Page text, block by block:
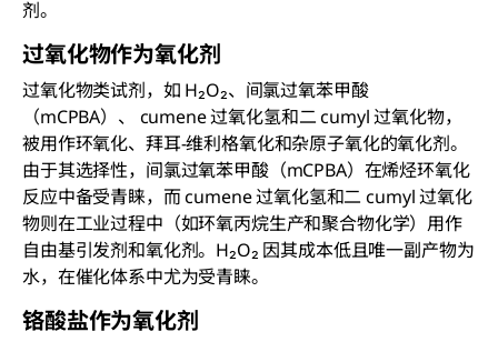
剂。
过氧化物作为氧化剂
过氧化物类试剂，如 H₂O₂、间氯过氧苯甲酸
（mCPBA）、 cumene 过氧化氢和二 cumyl 过氧化物，
被用作环氧化、拜耳-维利格氧化和杂原子氧化的氧化剂。
由于其选择性，间氯过氧苯甲酸（mCPBA）在烯烃环氧化
反应中备受青睐，而 cumene 过氧化氢和二 cumyl 过氧化
物则在工业过程中（如环氧丙烷生产和聚合物化学）用作
自由基引发剂和氧化剂。H₂O₂ 因其成本低且唯一副产物为
水，在催化体系中尤为受青睐。
铬酸盐作为氧化剂